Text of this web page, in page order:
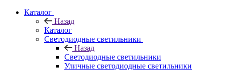
Каталог
Назад
Каталог
Светодиодные светильники
Назад
Светодиодные светильники
Уличные светодиодные светильники